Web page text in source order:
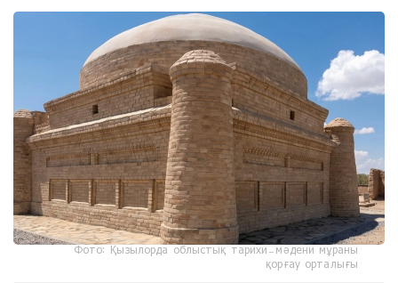
Фото: Қызылорда облыстық тарихи-мәдени мұраны
қорғау орталығы